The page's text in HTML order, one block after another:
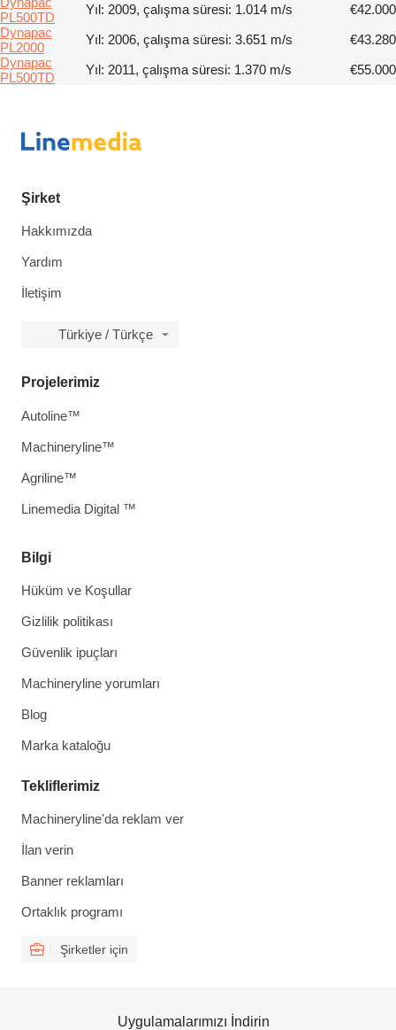
PL500TD
Yıl: 2009, çalışma süresi: 1.014 m/s
€42.000
Dynapac
PL2000
Yıl: 2006, çalışma süresi: 3.651 m/s
€43.280
Dynapac
PL500TD
Yıl: 2011, çalışma süresi: 1.370 m/s €55.000
Şirket
Hakkımızda
Yardım
İletişim
Türkiye / Türkçe
Bilgi
Hüküm ve Koşullar
Gizlilik politikası
Güvenlik ipuçları
Machineryline yorumları
Blog
Marka kataloğu
Tekliflerimiz
Machineryline'da reklam ver
İlan verin
Banner reklamları
Ortaklık programı
Şirketler için
Projelerimiz
Autoline™
Machineryline™
Agriline™
Linemedia Digital ™
Uygulamalarımızı İndirin